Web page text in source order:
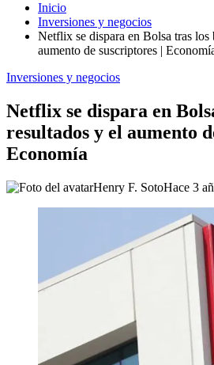
Inicio
Inversiones y negocios
Netflix se dispara en Bolsa tras los
aumento de suscriptores |
Inversiones y negocios
Netflix se dispara en
resultados y el aumento
Economía
Henry F. SotoHace 3